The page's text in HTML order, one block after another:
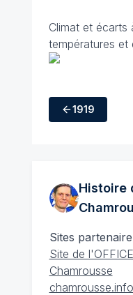
Climat et écarts
températures et
1919
Histoire
Sites partenaire
Site de
Chamrousse
chamrousse.info